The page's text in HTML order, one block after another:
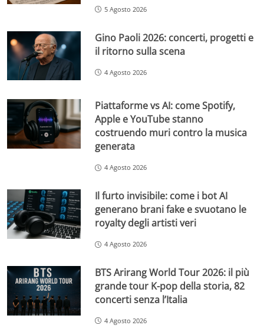
5 Agosto 2026
Gino Paoli 2026: concerti, progetti e
il ritorno sulla scena
4 Agosto 2026
Piattaforme vs AI: come Spotify,
Apple e YouTube stanno
costruendo muri contro la musica
generata
4 Agosto 2026
Il furto invisibile: come i bot AI
generano brani fake e svuotano le
royalty degli artisti veri
4 Agosto 2026
BTS Arirang World Tour 2026: il più
grande tour K-pop della storia, 82
concerti senza l’Italia
4 Agosto 2026